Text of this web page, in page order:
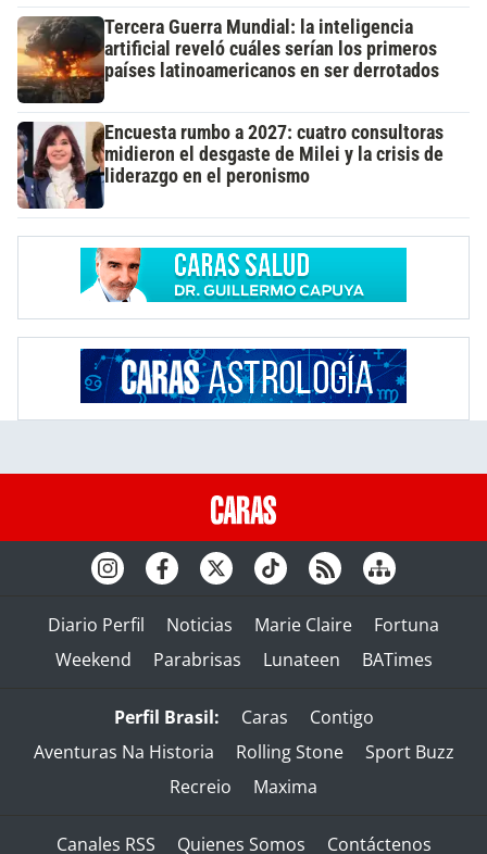
Tercera Guerra Mundial: la inteligencia
artificial reveló cuáles serían los primeros
países latinoamericanos en ser derrotados
Encuesta rumbo a 2027: cuatro consultoras
midieron el desgaste de Milei y la crisis de
liderazgo en el peronismo
Diario Perfil Noticias Marie Claire
Fortuna
Weekend
Parabrisas Lunateen BATimes
Perfil Brasil: Caras
Contigo
Aventuras Na Historia
Rolling Stone
Sport Buzz
Recreio
Maxima
Canales RSS Quienes Somos Contáctenos